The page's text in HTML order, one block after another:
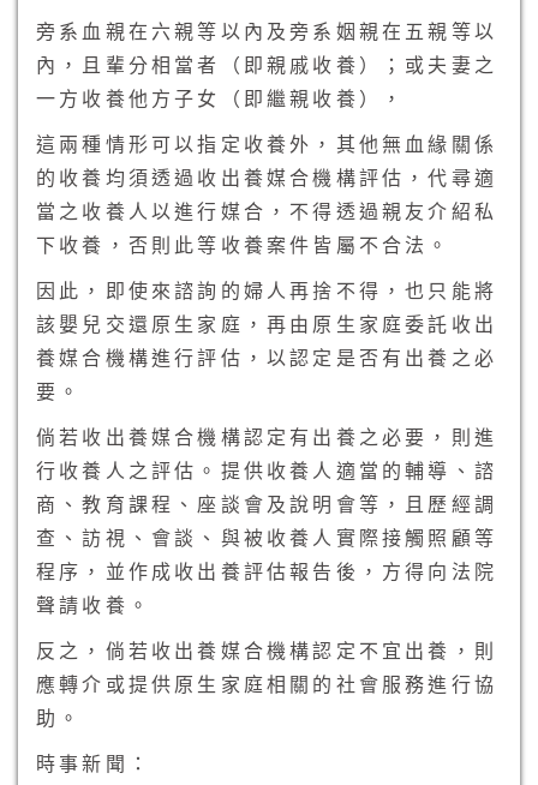
旁系血親在六親等以內及旁系姻親在五親等以
內，且輩分相當者（即親戚收養）；或夫妻之
一方收養他方子女（即繼親收養），
這兩種情形可以指定收養外，其他無血緣關係
的收養均須透過收出養媒合機構評估，代尋適
當之收養人以進行媒合，不得透過親友介紹私
下收養，否則此等收養案件皆屬不合法。
因此，即使來諮詢的婦人再捨不得，也只能將
該嬰兒交還原生家庭，再由原生家庭委託收出
養媒合機構進行評估，以認定是否有出養之必
要。
倘若收出養媒合機構認定有出養之必要，則進
行收養人之評估。提供收養人適當的輔導、諮
商、教育課程、座談會及說明會等，且歷經調
查、訪視、會談、與被收養人實際接觸照顧等
程序，並作成收出養評估報告後，方得向法院
聲請收養。
反之，倘若收出養媒合機構認定不宜出養，則
應轉介或提供原生家庭相關的社會服務進行協
助。
時事新聞：